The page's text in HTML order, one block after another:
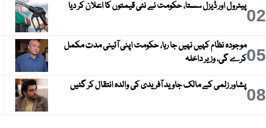
02پیٹرول اور ڈیزل سستا، حکومت نے نئی قیمتوں کا اعلان کر دیا
05موجودہ نظام کہیں نہیں جا رہا، حکومت اپنی آئینی مدت مکمل
کرے گی، وزیر داخلہ
08پشاور زلمی کے مالک جاوید آفریدی کی والدہ انتقال کر گئیں